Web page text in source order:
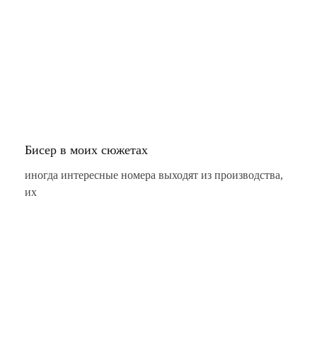
Бисер в моих сюжетах
иногда интересные номера выходят из производства,
их